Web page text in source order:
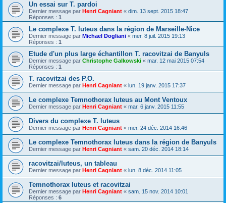
Un essai sur T. pardoi
Dernier message par Henri Cagniant « dim. 13 sept. 2015 18:47
Réponses : 1
Le complexe T. luteus dans la région de Marseille-Nice
Dernier message par Michael Dogliani « mer. 8 juil. 2015 19:13
Réponses : 1
Etude d'un plus large échantillon T. racovitzai de Banyuls
Dernier message par Christophe Galkowski « mar. 12 mai 2015 07:54
Réponses : 1
T. racovitzai des P.O.
Dernier message par Henri Cagniant « lun. 19 janv. 2015 17:37
Le complexe Temnothorax luteus au Mont Ventoux
Dernier message par Henri Cagniant « mar. 6 janv. 2015 11:55
Divers du complexe T. luteus
Dernier message par Henri Cagniant « mer. 24 déc. 2014 16:46
Le complexe Temnothorax luteus dans la région de Banyuls
Dernier message par Henri Cagniant « sam. 20 déc. 2014 18:14
racovitzai/luteus, un tableau
Dernier message par Henri Cagniant « lun. 8 déc. 2014 11:05
Temnothorax luteus et racovitzai
Dernier message par Henri Cagniant « sam. 15 nov. 2014 10:01
Réponses : 6